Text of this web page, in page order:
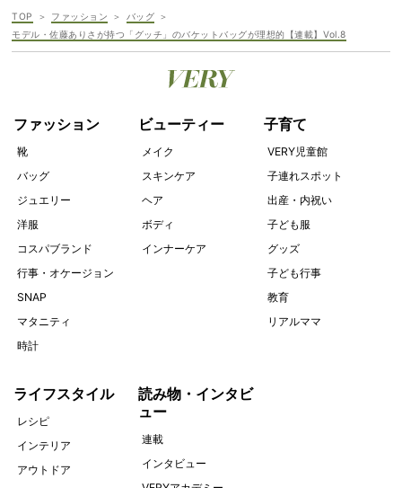
TOP ファッション
バッグ
モデル・佐藤ありさが持つ「グッチ」のバケットバッグが理想的【連載】Vol.8
ファッション
靴
バッグ
ジュエリー
洋服
コスパブランド
行事・オケージョン
SNAP
マタニティ
時計
ビューティー
メイク
スキンケア
ヘア
ボディ
インナーケア
子育て
VERY児童館
子連れスポット
出産・内祝い
子ども服
グッズ
子ども行事
教育
リアルママ
ライフスタイル
レシピ
インテリア
アウトドア
読み物・インタビ
ュー
連載
インタビュー